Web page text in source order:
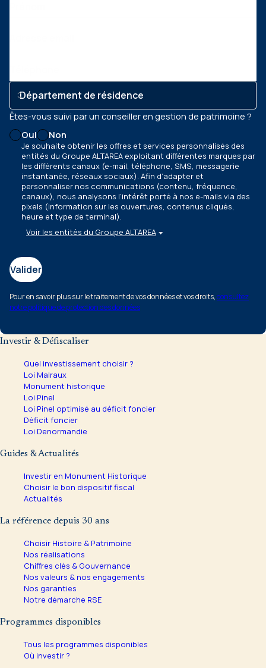
Êtes-vous suivi par un conseiller en gestion de patrimoine ?
Oui
Non
Je souhaite obtenir les offres et services personnalisés des
entités du Groupe ALTAREA exploitant différentes marques par
les différents canaux (e-mail, téléphone, SMS, messagerie
instantanée, réseaux sociaux). Afin d’adapter et
personnaliser nos communications (contenu, fréquence,
canaux), nous analysons l’intérêt porté à nos e-mails via des
pixels (information sur les ouvertures, contenus cliqués,
heure et type de terminal).
Voir les entités du Groupe ALTAREA
Valider
Pour en savoir plus sur le traitement de vos données et vos droits,consultez
notre politique de protection des données
Investir & Défiscaliser
Quel investissement choisir ?
Loi Malraux
Monument historique
Loi Pinel
Loi Pinel optimisé au déficit foncier
Déficit foncier
Loi Denormandie
Guides & Actualités
Investir en Monument Historique
Choisir le bon dispositif fiscal
Actualités
La référence depuis 30 ans
Choisir Histoire & Patrimoine
Nos réalisations
Chiffres clés & Gouvernance
Nos valeurs & nos engagements
Nos garanties
Notre démarche RSE
Programmes disponibles
Tous les programmes disponibles
Où investir ?